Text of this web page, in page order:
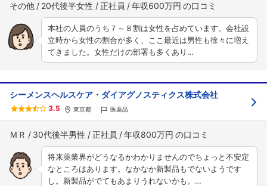
その他 20代後半女性 正社員 年収600万円
本社の人員のうち７～８割は女性を占めています。会社設
立時から女性の割合が多く、ここ最近は男性も徐々に増え
てきました。女性だけの部署も多くあり…
シーメンスヘルスケア・ダイアグノスティクス株式会社
3.5 東京都 医薬品
ＭＲ 30代後半男性 正社員 年収800万円
将来薬業界がどうなるかわかりませんのでちょっと不安定
なところはあります。なかなか新製品もでないようです
し。新製品がでてもあまりうれないかも。…